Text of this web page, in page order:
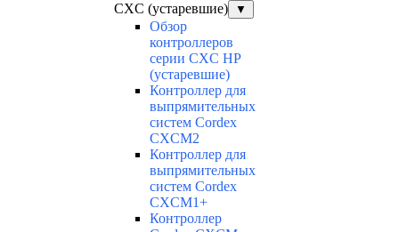
CXC (устаревшие)
▼
Обзор
контроллеров
серии CXC HP
(устаревшие)
Контроллер для
выпрямительных
систем Cordex
CXCM2
Контроллер для
выпрямительных
систем Cordex
CXCM1+
Контроллер